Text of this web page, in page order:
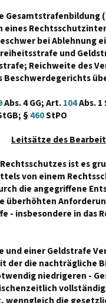
Gesamtstrafenbildung
bei Ablehnung
und
Reichweite des
Beschwerdegerichts
Abs. 4 GG; Art.104Abs. 1
§460StPO
Leitsätze des
ist es
von einem
die angegriffene
überhöhten
- insbesondere in das
und einer Geldstrafe
der die nachträgliche
niedrigeren -